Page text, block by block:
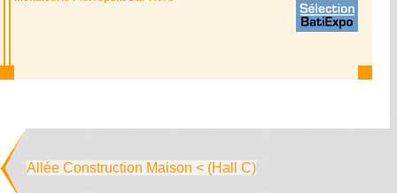
Allée Construction Maison < (Hall C)